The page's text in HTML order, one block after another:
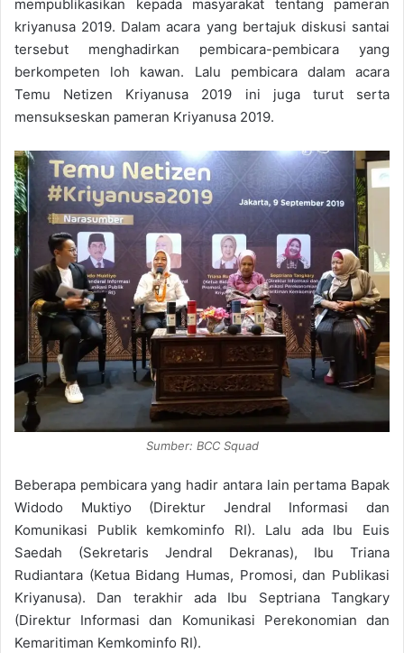
mempublikasikan kepada masyarakat tentang pameran
kriyanusa 2019. Dalam acara yang bertajuk diskusi santai
tersebut menghadirkan pembicara-pembicara yang
berkompeten loh kawan. Lalu pembicara dalam acara
Temu Netizen Kriyanusa 2019 ini juga turut serta
mensukseskan pameran Kriyanusa 2019.
Sumber: BCC Squad
Beberapa pembicara yang hadir antara lain pertama Bapak
Widodo Muktiyo (Direktur Jendral Informasi dan
Komunikasi Publik kemkominfo RI). Lalu ada Ibu Euis
Saedah (Sekretaris Jendral Dekranas), Ibu Triana
Rudiantara (Ketua Bidang Humas, Promosi, dan Publikasi
Kriyanusa). Dan terakhir ada Ibu Septriana Tangkary
(Direktur Informasi dan Komunikasi Perekonomian dan
Kemaritiman Kemkominfo RI).